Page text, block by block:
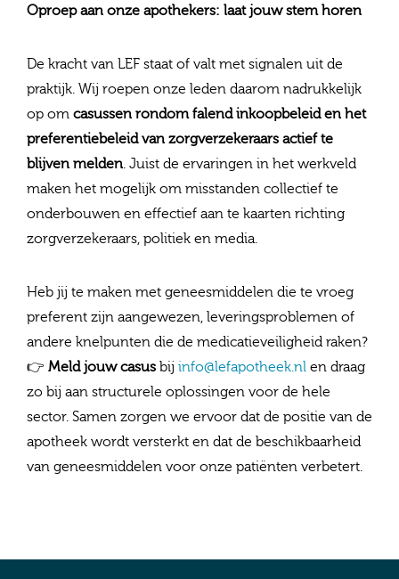
Oproep aan onze apothekers: laat jouw stem horen
De kracht van LEF staat of valt met signalen uit de
praktijk. Wij roepen onze leden daarom nadrukkelijk
op om casussen rondom falend inkoopbeleid en het
preferentiebeleid van zorgverzekeraars actief te
blijven melden. Juist de ervaringen in het werkveld
maken het mogelijk om misstanden collectief te
onderbouwen en effectief aan te kaarten richting
zorgverzekeraars, politiek en media.
Heb jij te maken met geneesmiddelen die te vroeg
preferent zijn aangewezen, leveringsproblemen of
andere knelpunten die de medicatieveiligheid raken?
👉 Meld jouw casus bij info@lefapotheek.nl en draag
zo bij aan structurele oplossingen voor de hele
sector. Samen zorgen we ervoor dat de positie van de
apotheek wordt versterkt en dat de beschikbaarheid
van geneesmiddelen voor onze patiënten verbetert.